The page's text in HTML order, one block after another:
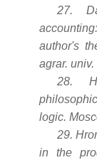
27.
author's
agrar.
28.
logic.
29.
in the